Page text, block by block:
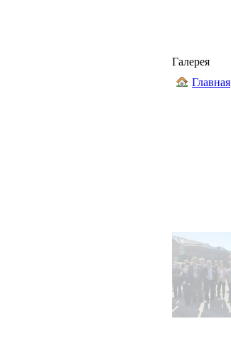
Галерея
Главная